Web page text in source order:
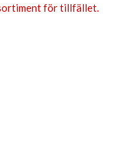
för tillfället.